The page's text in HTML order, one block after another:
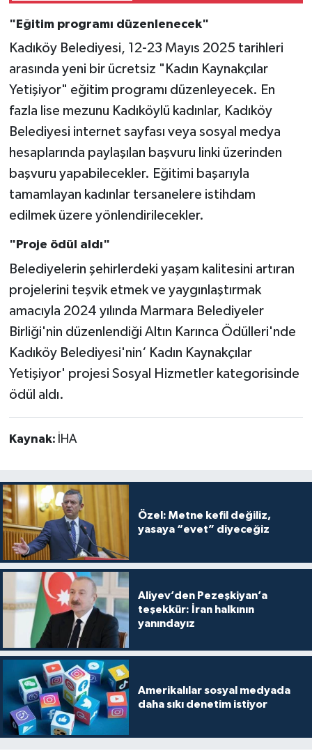
"Eğitim programı düzenlenecek"
Kadıköy Belediyesi, 12-23 Mayıs 2025 tarihleri
arasında yeni bir ücretsiz "Kadın Kaynakçılar
Yetişiyor" eğitim programı düzenleyecek. En
fazla lise mezunu Kadıköylü kadınlar, Kadıköy
Belediyesi internet sayfası veya sosyal medya
hesaplarında paylaşılan başvuru linki üzerinden
başvuru yapabilecekler. Eğitimi başarıyla
tamamlayan kadınlar tersanelere istihdam
edilmek üzere yönlendirilecekler.
"Proje ödül aldı"
Belediyelerin şehirlerdeki yaşam kalitesini artıran
projelerini teşvik etmek ve yaygınlaştırmak
amacıyla 2024 yılında Marmara Belediyeler
Birliği'nin düzenlendiği Altın Karınca Ödülleri'nde
Kadıköy Belediyesi'nin‘ Kadın Kaynakçılar
Yetişiyor' projesi Sosyal Hizmetler kategorisinde
ödül aldı.
Kaynak: İHA
Özel: Metne kefil değiliz,
yasaya “evet” diyeceğiz
Aliyev’den Pezeşkiyan’a
teşekkür: İran halkının
yanındayız
Amerikalılar sosyal medyada
daha sıkı denetim istiyor